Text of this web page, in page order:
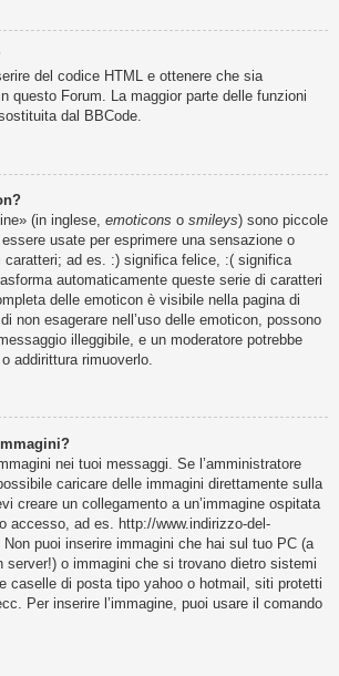
del codice HTML e ottenere che sia
questo Forum. La maggior parte delle funzioni
dal BBCode.
(in inglese, emoticons o smileys) sono piccole
usate per esprimere una sensazione o
caratteri; ad es. :) significa felice, :( significa
automaticamente queste serie di caratteri
delle emoticon è visibile nella pagina di
non esagerare nell’uso delle emoticon, possono
illeggibile, e un moderatore potrebbe
addirittura rimuoverlo.
nei tuoi messaggi. Se l’amministratore
caricare delle immagini direttamente sulla
creare un collegamento a un’immagine ospitata
accesso, ad es. http://www.indirizzo-del-
puoi inserire immagini che hai sul tuo PC (a
server!) o immagini che si trovano dietro sistemi
caselle di posta tipo yahoo o hotmail, siti protetti
Per inserire l’immagine, puoi usare il comando